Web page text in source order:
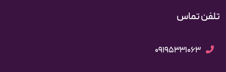
تلفن تماس
09195331063